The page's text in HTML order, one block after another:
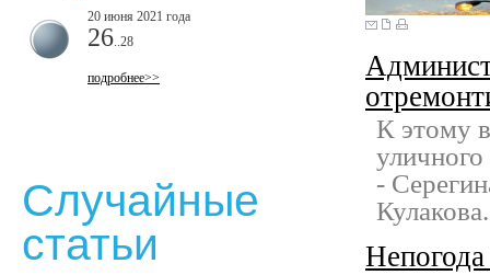
К этому
-
Кулакова.
20 июня 2021 года
26 ..28
подробнее>>
Случайные
статьи